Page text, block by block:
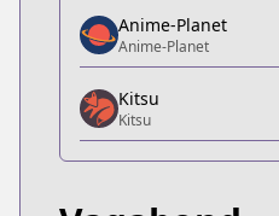
https://
Anime-Planet
Anime-Planet
https://www.anime-
Kitsu
Kitsu
Anime-Planet
Anime-Planet
Kitsu
Kitsu